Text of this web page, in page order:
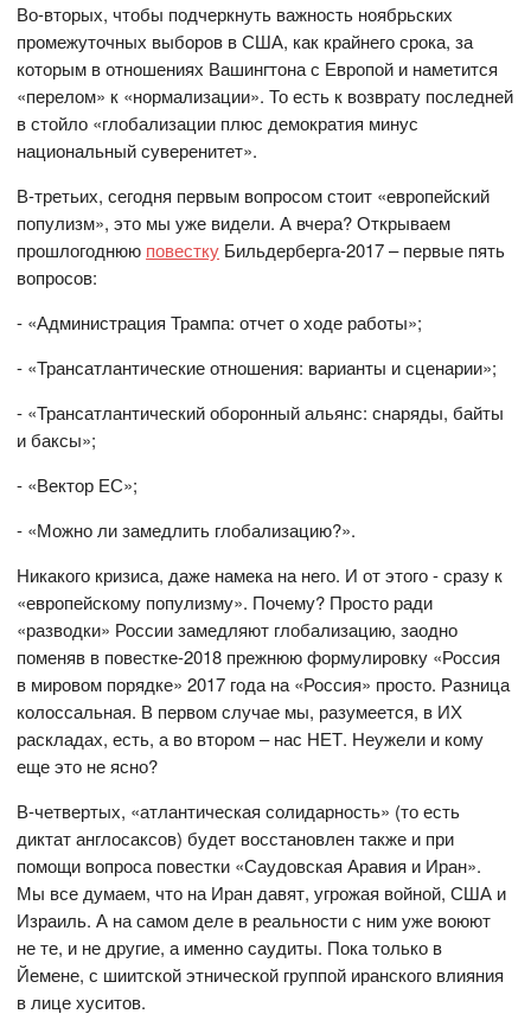
Во-вторых, чтобы подчеркнуть важность ноябрьских
промежуточных выборов в США, как крайнего срока, за
которым в отношениях Вашингтона с Европой и наметится
«перелом» к «нормализации». То есть к возврату последней
в стойло «глобализации плюс демократия минус
национальный суверенитет».
В-третьих, сегодня первым вопросом стоит «европейский
популизм», это мы уже видели. А вчера? Открываем
прошлогоднюю повестку Бильдерберга-2017 – первые пять
вопросов:
- «Администрация Трампа: отчет о ходе работы»;
- «Трансатлантические отношения: варианты и сценарии»;
- «Трансатлантический оборонный альянс: снаряды, байты
и баксы»;
- «Вектор ЕС»;
- «Можно ли замедлить глобализацию?».
Никакого кризиса, даже намека на него. И от этого - сразу к
«европейскому популизму». Почему? Просто ради
«разводки» России замедляют глобализацию, заодно
поменяв в повестке-2018 прежнюю формулировку «Россия
в мировом порядке» 2017 года на «Россия» просто. Разница
колоссальная. В первом случае мы, разумеется, в ИХ
раскладах, есть, а во втором – нас НЕТ. Неужели и кому
еще это не ясно?
В-четвертых, «атлантическая солидарность» (то есть
диктат англосаксов) будет восстановлен также и при
помощи вопроса повестки «Саудовская Аравия и Иран».
Мы все думаем, что на Иран давят, угрожая войной, США и
Израиль. А на самом деле в реальности с ним уже воюют
не те, и не другие, а именно саудиты. Пока только в
Йемене, с шиитской этнической группой иранского влияния
в лице хуситов.